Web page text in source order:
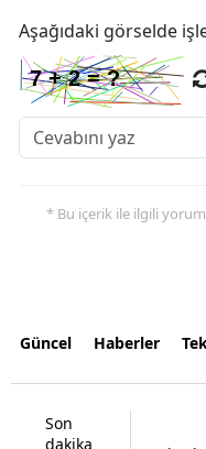
Aşağıdaki görselde
* Bu içerik ile ilgili
Güncel Haberler
Son
dakika